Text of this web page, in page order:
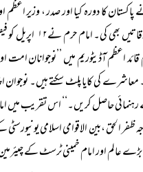
کا دورہ کیا اور صدر ، وزیر
سمیت بعض دیگر
قائد اعظم آڈیٹوریم میں ’’نوجوانان
کی کایا پلٹ سکتے ہیں۔ نوجوان
حاصل کریں۔‘‘ اس تقریب میں امام
ظفر الحق ،بین الاقوامی اسلامی
اور امام خمینی ٹرسٹ کے چیئرمین